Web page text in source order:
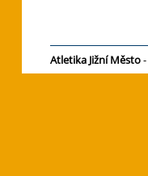
Atletika Jižní Město-